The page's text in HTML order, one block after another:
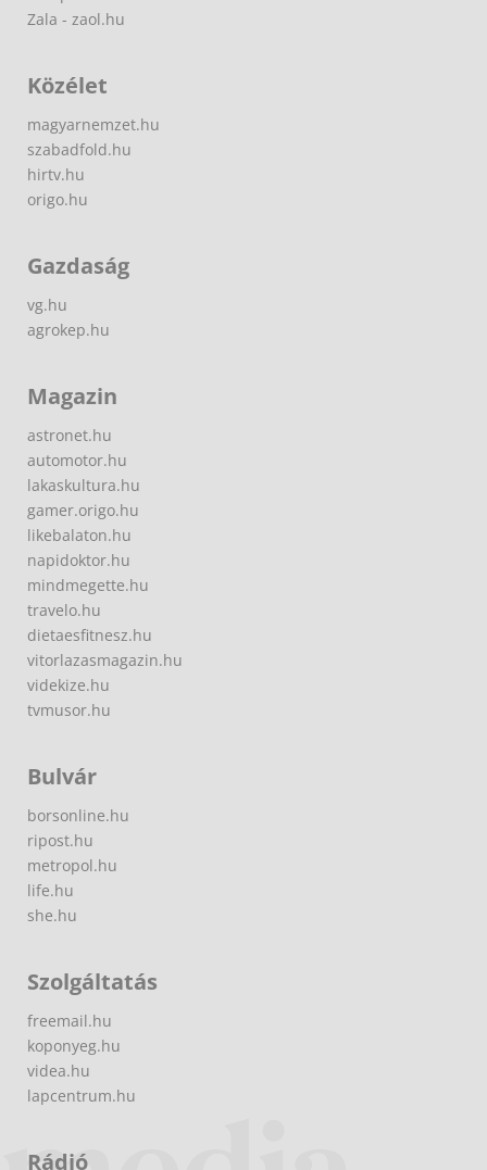
Zala - zaol.hu
Közélet
magyarnemzet.hu
szabadfold.hu
hirtv.hu
origo.hu
Gazdaság
vg.hu
agrokep.hu
Magazin
astronet.hu
automotor.hu
lakaskultura.hu
gamer.origo.hu
likebalaton.hu
napidoktor.hu
mindmegette.hu
travelo.hu
dietaesfitnesz.hu
vitorlazasmagazin.hu
videkize.hu
tvmusor.hu
Bulvár
borsonline.hu
ripost.hu
metropol.hu
life.hu
she.hu
Szolgáltatás
freemail.hu
koponyeg.hu
videa.hu
lapcentrum.hu
Rádió